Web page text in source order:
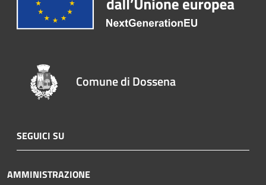
Comune di Dossena
SEGUICI SU
AMMINISTRAZIONE